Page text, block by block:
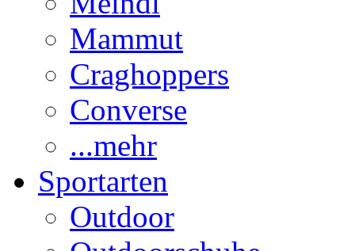
Mammut
Craghoppers
Converse
...mehr
Sportarten
Outdoor